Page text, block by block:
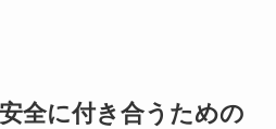
全に付き合うための